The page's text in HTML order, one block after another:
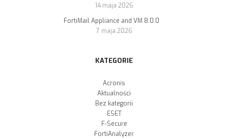
14 maja 2026
FortiMail Appliance and VM 8.0.0
7 maja 2026
KATEGORIE
Acronis
Aktualności
Bez kategorii
ESET
F-Secure
FortiAnalyzer